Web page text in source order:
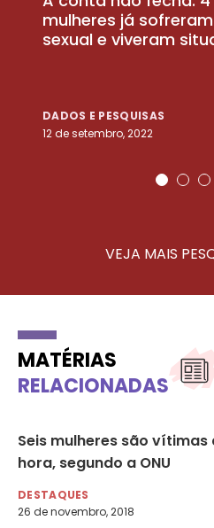
mulheres já
sexual e viveram
DADOS E PESQUISAS
12 de setembro, 2022
VEJA MAIS
MATÉRIAS
RELACIONADAS
Seis mulheres são
hora, segundo a ONU
DESTAQUES
26 de novembro, 2018